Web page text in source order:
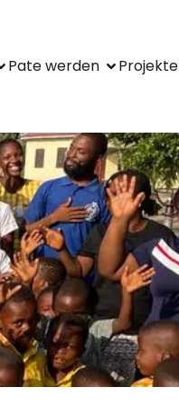
Pate wer­den Pro­jek­te